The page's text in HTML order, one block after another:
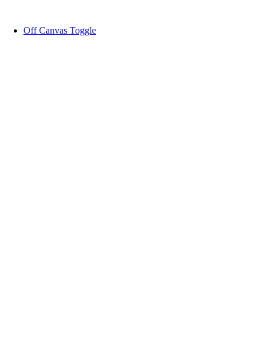
springenOff Canvas Toggle